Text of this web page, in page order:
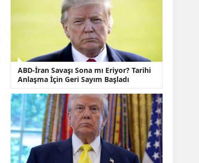
ABD-İran Anlaşması
Sonrası Altın Rekora
Koştu, Petrol
Fiyatları Sert Düştü
Temmuz 2026 Maaş
Zammı Netleşiyor!
Memur, Emekli ve
Sosyal Yardımlarda
Yeni Oranlar
KOSGEB’den
KOBİ’lere Dev
Finansman Hamlesi:
36 Ay Vadeli 30
Milyon TL Destek
ABD-İran Savaşı Sona mı Eriyor? Tarihi
Anlaşma İçin Geri Sayım Başladı